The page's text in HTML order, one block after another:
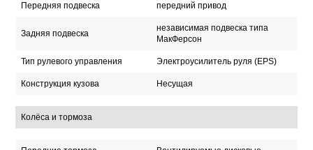
Передняя подвеска передний привод
Задняя подвеска
независимая подвеска типа
МакФерсон
Тип рулевого управления Электроусилитель руля (EPS)
Конструкция кузова Несущая
Колёса и тормоза